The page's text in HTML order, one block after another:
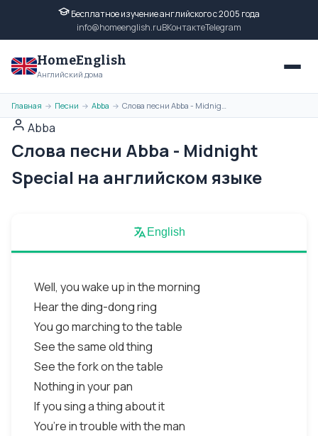
Бесплатное изучение английского с 2005 года
info@homeenglish.ruВКонтактеTelegram
HomeEnglish
Английский дома
Главная → Песни → Abba → Слова песни Abba - Midnight Special на английском языке
Abba
Слова песни Abba - Midnight
Special на английском языке
English
Well, you wake up in the morning
Hear the ding-dong ring
You go marching to the table
See the same old thing
See the fork on the table
Nothing in your pan
If you sing a thing about it
You’re in trouble with the man